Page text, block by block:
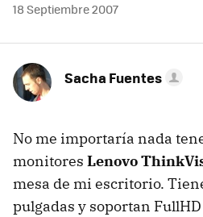
18 Septiembre 2007
Sacha Fuentes
No me importaría nada
monitores Lenovo
mesa de mi escritorio.
pulgadas y soportan FullHD